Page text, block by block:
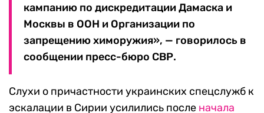
кампанию по дискредитации Дамаска и
Москвы в ООН и Орга­низации по
запрещению химоружия», — говорилось в
сообщении пресс-бюро СВР.
Слухи о причастности украинских спецслужб к
эскалации в Сирии усилились после начала